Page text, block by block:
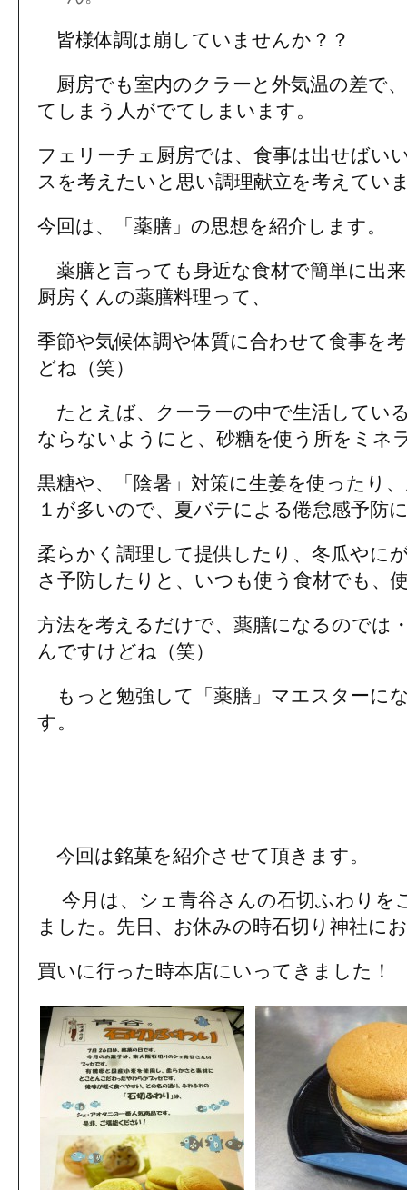
皆様体調は崩していませんか？？
厨房でも室内のクラーと外気温の差で
てしまう人がでてしまいます。
フェリーチェ厨房では、食事は出せばい
スを考えたいと思い調理献立を考えてい
今回は、「薬膳」の思想を紹介します。
薬膳と言っても身近な食材で簡単に出
厨房くんの薬膳料理って、
季節や気候体調や体質に合わせて食事を
どね（笑）
たとえば、クーラーの中で生活してい
ならないようにと、砂糖を使う所をミネ
黒糖や、「陰暑」対策に生姜を使ったり
１が多いので、夏バテによる倦怠感予防
柔らかく調理して提供したり、冬瓜やに
さ予防したりと、いつも使う食材でも、
方法を考えるだけで、薬膳になるのでは
んですけどね（笑）
もっと勉強して「薬膳」マエスターに
す。
今回は銘菓を紹介させて頂きます。
今月は、シェ青谷さんの石切ふわりを
ました。先日、お休みの時石切り神社に
買いに行った時本店にいってきました